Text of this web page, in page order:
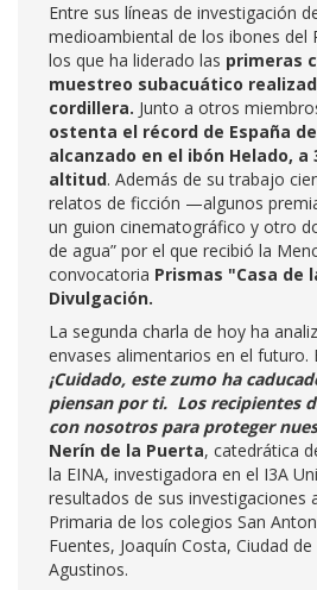
Entre sus líneas de investigación
medioambiental de los ibones del
los que ha liderado las primeras
muestreo subacuático
cordillera. Junto a otros
ostenta el récord de España
alcanzado en el ibón Helado, a
altitud. Además de su trabajo
relatos de ficción —algunos
un guion cinematográfico y otro
de agua” por el que recibió la
convocatoria Prismas "Casa de
Divulgación.
La segunda charla de hoy ha
envases alimentarios en el futuro.
¡Cuidado, este zumo ha
piensan por ti. Los recipientes
con nosotros para proteger
Nerín de la Puerta, catedrática
la EINA, investigadora en el I3A
resultados de sus investigaciones
Primaria de los colegios San
Fuentes, Joaquín Costa, Ciudad
Agustinos.